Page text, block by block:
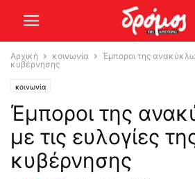
Αρχική κοινωνία
Έμποροι της
κυβέρνησης
κοινωνία
Έμποροι της
με τις ευλογίες
κυβέρνησης